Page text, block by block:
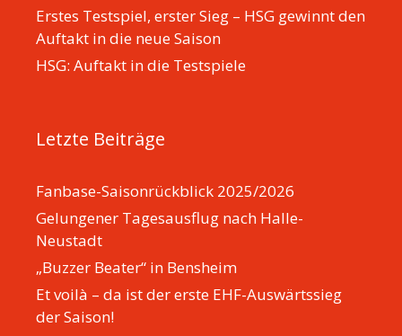
Erstes Testspiel, erster Sieg – HSG gewinnt den
Auftakt in die neue Saison
HSG: Auftakt in die Testspiele
Letzte Beiträge
Fanbase-Saisonrückblick 2025/2026
Gelungener Tagesausflug nach Halle-
Neustadt
„Buzzer Beater“ in Bensheim
Et voilà – da ist der erste EHF-Auswärtssieg
der Saison!